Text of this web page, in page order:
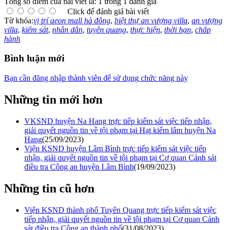
Click để đánh giá bài viết
Từ khóa:vị trí aeon mall hà đông, biệt thự an vượng villa, an vượng
villa, kiểm sát, nhân dân, tuyên quang, thực hiện, thời hạn, chấp
hành
Bình luận mới
Bạn cần đăng nhập thành viên để sử dụng chức năng này
Những tin mới hơn
VKSND huyện Na Hang trực tiếp kiểm sát việc tiếp nhận,
giải quyết nguồn tin về tội phạm tại Hạt kiểm lâm huyện Na
Hang(25/09/2023)
Viện KSND huyện Lâm Bình trực tiếp kiểm sát việc tiếp
nhận, giải quyết nguồn tin về tội phạm tại Cơ quan Cảnh sát
điều tra Công an huyện Lâm Bình(19/09/2023)
Những tin cũ hơn
Viện KSND thành phố Tuyên Quang trực tiếp kiểm sát việc
tiếp nhận, giải quyết nguồn tin về tội phạm tại Cơ quan Cảnh
sát điều tra Công an thành phố(31/08/2023)